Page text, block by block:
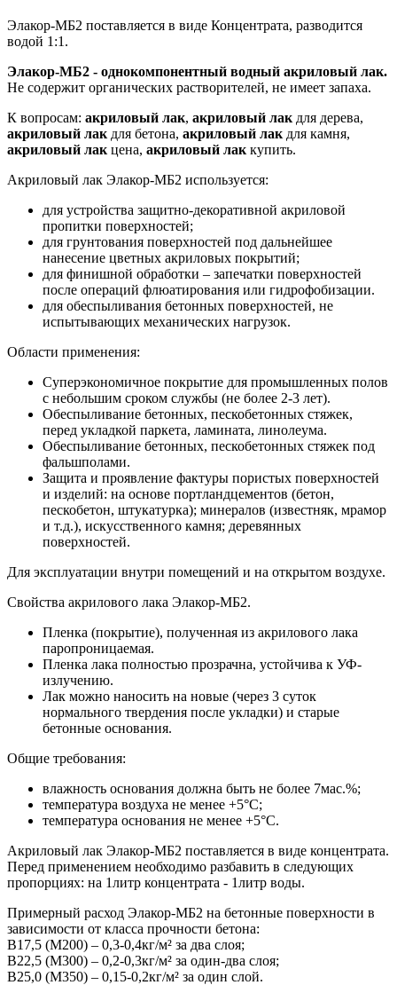
Элакор-МБ2 поставляется в виде Концентрата, разводится
водой 1:1.
Элакор-МБ2 - однокомпонентный водный акриловый лак.
Не содержит органических растворителей, не имеет запаха.
К вопросам: акриловый лак, акриловый лак для дерева,
акриловый лак для бетона, акриловый лак для камня,
акриловый лак цена, акриловый лак купить.
Акриловый лак Элакор-МБ2 используется:
для устройства защитно-декоративной акриловой
пропитки поверхностей;
для грунтования поверхностей под дальнейшее
нанесение цветных акриловых покрытий;
для финишной обработки – запечатки поверхностей
после операций флюатирования или гидрофобизации.
для обеспыливания бетонных поверхностей, не
испытывающих механических нагрузок.
Области применения:
Суперэкономичное покрытие для промышленных полов
с небольшим сроком службы (не более 2-3 лет).
Обеспыливание бетонных, пескобетонных стяжек,
перед укладкой паркета, ламината, линолеума.
Обеспыливание бетонных, пескобетонных стяжек под
фальшполами.
Защита и проявление фактуры пористых поверхностей
и изделий: на основе портландцементов (бетон,
пескобетон, штукатурка); минералов (известняк, мрамор
и т.д.), искусственного камня; деревянных
поверхностей.
Для эксплуатации внутри помещений и на открытом воздухе.
Свойства акрилового лака Элакор-МБ2.
Пленка (покрытие), полученная из акрилового лака
паропроницаемая.
Пленка лака полностью прозрачна, устойчива к УФ-
излучению.
Лак можно наносить на новые (через 3 суток
нормального твердения после укладки) и старые
бетонные основания.
Общие требования:
влажность основания должна быть не более 7мас.%;
температура воздуха не менее +5°С;
температура основания не менее +5°С.
Акриловый лак Элакор-МБ2 поставляется в виде концентрата.
Перед применением необходимо разбавить в следующих
пропорциях: на 1литр концентрата - 1литр воды.
Примерный расход Элакор-МБ2 на бетонные поверхности в
зависимости от класса прочности бетона:
B17,5 (М200) – 0,3-0,4кг/м² за два слоя;
B22,5 (М300) – 0,2-0,3кг/м² за один-два слоя;
B25,0 (М350) – 0,15-0,2кг/м² за один слой.